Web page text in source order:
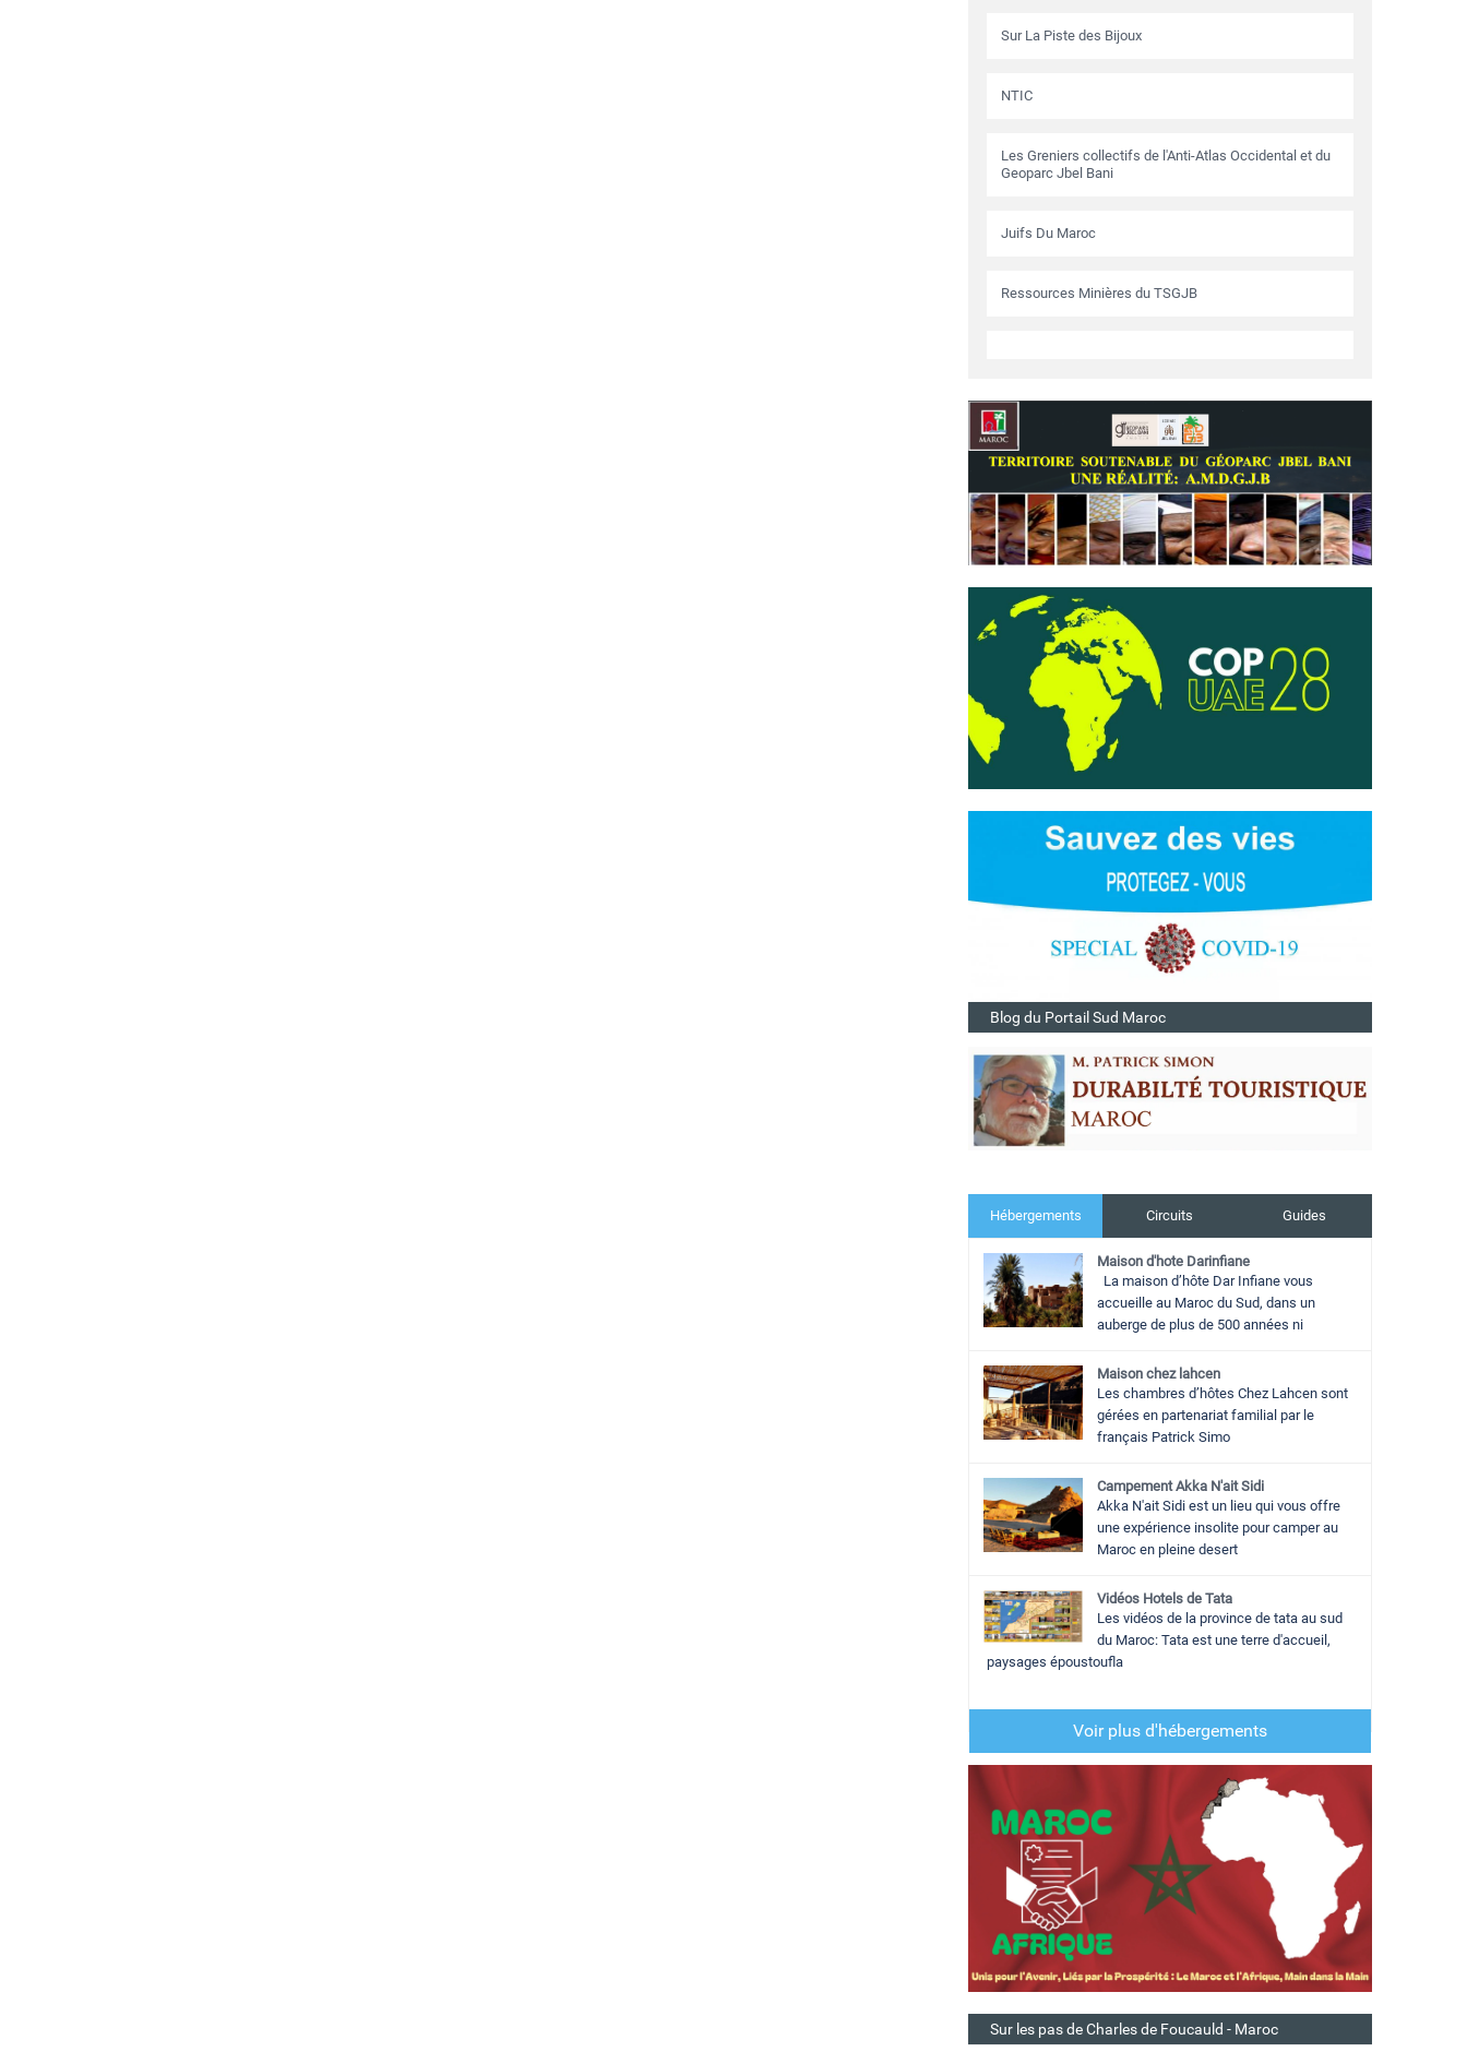
Sur La Piste des Bijoux
NTIC
Les Greniers collectifs de l'Anti-Atlas Occidental et du
Geoparc Jbel Bani
Juifs Du Maroc
Ressources Minières du TSGJB
Blog du Portail Sud Maroc
Hébergements Circuits Guides
Maison d'hote Darinfiane
La maison d’hôte Dar Infiane vous
accueille au Maroc du Sud, dans un
auberge de plus de 500 années ni
Maison chez lahcen
Les chambres d’hôtes Chez Lahcen sont
gérées en partenariat familial par le
français Patrick Simo
Campement Akka N'ait Sidi
Akka N'ait Sidi est un lieu qui vous offre
une expérience insolite pour camper au
Maroc en pleine desert
Vidéos Hotels de Tata
Les vidéos de la province de tata au sud
du Maroc: Tata est une terre d'accueil,
paysages époustoufla
Voir plus d'hébergements
Sur les pas de Charles de Foucauld - Maroc